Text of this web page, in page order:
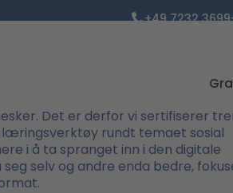
+49 7232
Det er derfor vi sertifiserer
rundt temaet sosial
i å ta spranget inn i den digitale
selv og andre enda bedre,